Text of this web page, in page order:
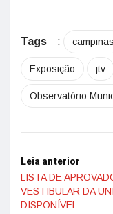
Tags : campinas
Exposição jtv
Observatório
Leia anterior
LISTA DE
VESTIBULAR DA
DISPONÍVEL